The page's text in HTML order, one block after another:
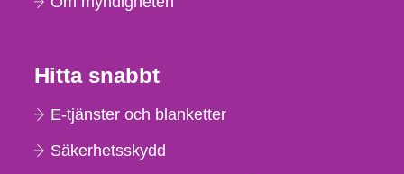
Hitta snabbt
E-tjänster och blanketter
Säkerhetsskydd